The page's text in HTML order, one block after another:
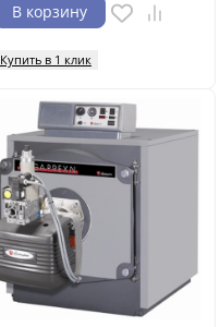
В корзину
Купить в 1 клик